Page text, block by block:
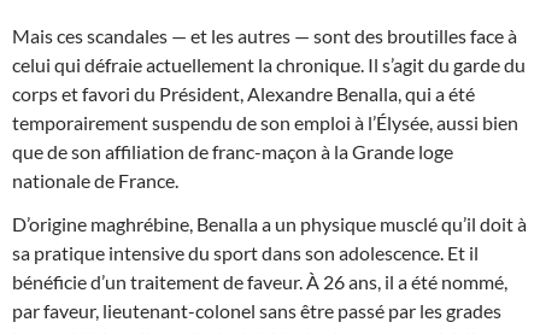
Mais ces scandales — et les autres — sont des broutilles face à
celui qui défraie actuellement la chronique. Il s’agit du garde du
corps et favori du Président, Alexandre Benalla, qui a été
temporairement suspendu de son emploi à l’Élysée, aussi bien
que de son affiliation de franc-maçon à la Grande loge
nationale de France.
D’origine maghrébine, Benalla a un physique musclé qu’il doit à
sa pratique intensive du sport dans son adolescence. Et il
bénéficie d’un traitement de faveur. À 26 ans, il a été nommé,
par faveur, lieutenant-colonel sans être passé par les grades